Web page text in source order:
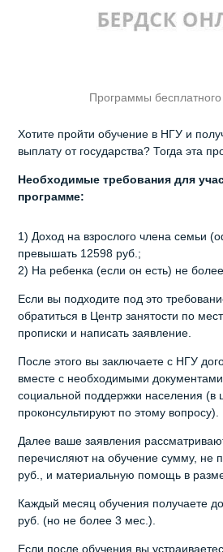
Программы
Хотите пройти обучение в НГУ и
выплату от государства? Тогда эта
Необходимые требования для
программе:
1) Доход на взрослого члена семьи
превышать 12598 руб.;
2) На ребенка (если он есть) не
Если вы подходите под это
обратиться в Центр занятости по
прописки и написать заявление.
После этого вы заключаете с НГУ
вместе с необходимыми
социальной поддержки населения (в
проконсультируют по этому вопросу).
Далее ваше заявления
перечисляют на обучение сумму,
руб., и материальную помощь в
Каждый месяц обучения получаете
руб. (но не более 3 мес.).
Если после обучения вы